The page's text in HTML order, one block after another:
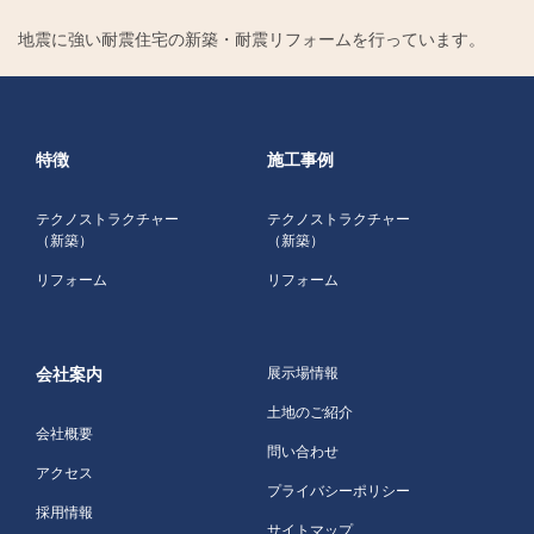
地震に強い耐震住宅の新築・耐震リフォームを行っています。
特徴
テクノストラクチャー
（新築）
リフォーム
施工事例
テクノストラクチャー
（新築）
リフォーム
会社案内
会社概要
アクセス
採用情報
展示場情報
土地のご紹介
問い合わせ
プライバシーポリシー
サイトマップ